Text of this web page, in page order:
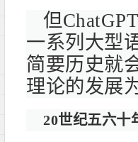
但
一系列大型
简要历史就
理论的发展
20世纪五六十